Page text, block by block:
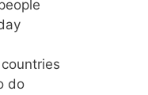
countries
do